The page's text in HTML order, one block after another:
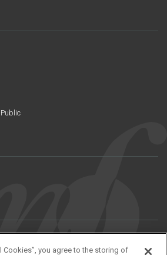
階
Cookies”, you agree to the storing of